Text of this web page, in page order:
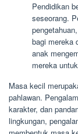
Pendidikan
seseorang.
bagi mereka
anak
mereka
Masa kecil
pahlawan.
karakter, dan
lingkungan,